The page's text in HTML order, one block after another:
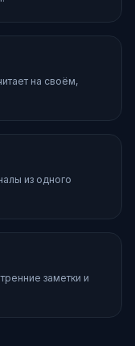
на своём,
из одного
заметки и